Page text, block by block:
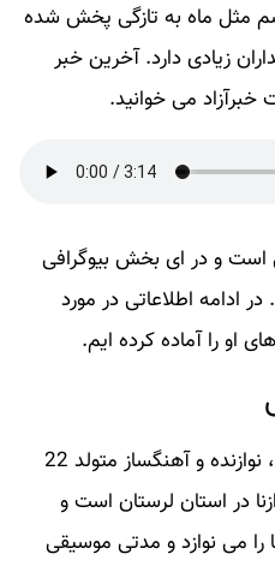
مثل ماه به تازگی پخش شده
زیادی دارد. آخرین خبر
خبرآزاد می خوانید.
است و در ای بخش بیوگرافی
ادامه اطلاعاتی در مورد
را آماده کرده ایم.
گرشا رضایی خواننده سبک پاپ، نوازنده و آهنگساز متولد 22
1363 در شهر ازنا در استان لرستان است و
را می نوازد و مدتی موسیقی